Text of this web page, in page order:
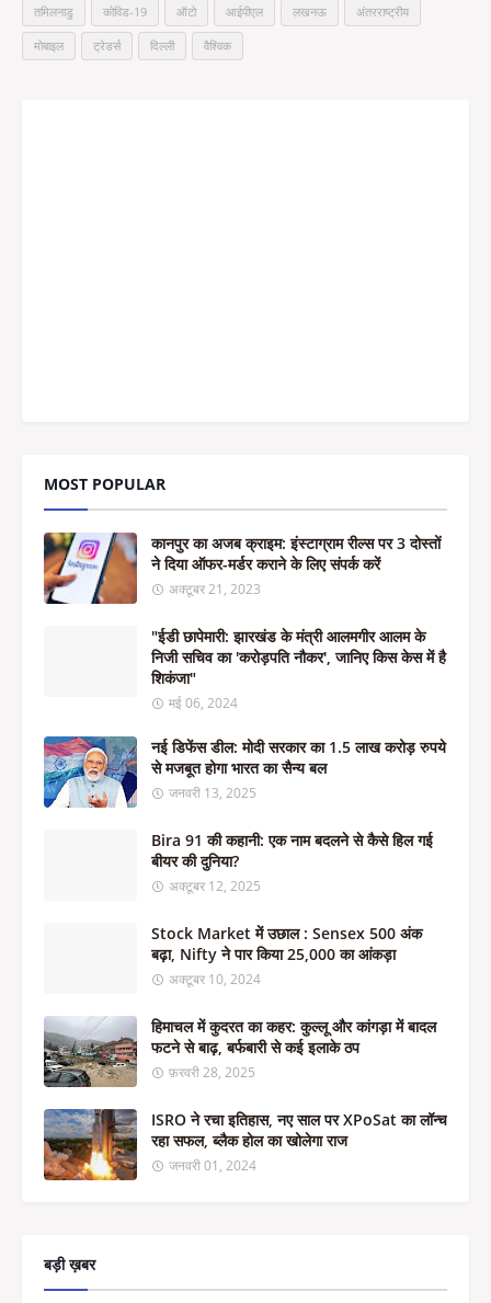
तमिलनाडु कोविड-19 ऑटो आईपीएल लखनऊ अंतरराष्ट्रीय
मोबाइल ट्रेडर्स दिल्ली वैश्विक
MOST POPULAR
कानपुर का अजब क्राइम: इंस्टाग्राम रील्स पर 3 दोस्तों
ने दिया ऑफर-मर्डर कराने के लिए संपर्क करें
अक्टूबर 21, 2023
"ईडी छापेमारी: झारखंड के मंत्री आलमगीर आलम के
निजी सचिव का 'करोड़पति नौकर', जानिए किस केस में है
शिकंजा"
मई 06, 2024
नई डिफेंस डील: मोदी सरकार का 1.5 लाख करोड़ रुपये
से मजबूत होगा भारत का सैन्य बल
जनवरी 13, 2025
Bira 91 की कहानी: एक नाम बदलने से कैसे हिल गई
बीयर की दुनिया?
अक्टूबर 12, 2025
Stock Market में उछाल : Sensex 500 अंक
बढ़ा, Nifty ने पार किया 25,000 का आंकड़ा
अक्टूबर 10, 2024
हिमाचल में कुदरत का कहर: कुल्लू और कांगड़ा में बादल
फटने से बाढ़, बर्फबारी से कई इलाके ठप
फ़रवरी 28, 2025
ISRO ने रचा इतिहास, नए साल पर XPoSat का लॉन्च
रहा सफल, ब्लैक होल का खोलेगा राज
जनवरी 01, 2024
बड़ी ख़बर